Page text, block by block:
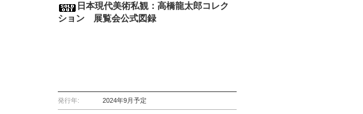
日本現代美術私観：高橋龍太郎コレク
ション 展覧会公式図録
発行年: 2024年9月予定